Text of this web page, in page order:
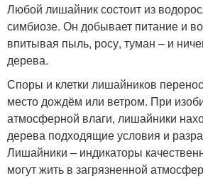
Любой лишайник состоит из
симбиозе. Он добывает питание и
впитывая пыль, росу, туман – и
дерева.
Споры и клетки лишайников
место дождём или ветром. При
атмосферной влаги, лишайники
дерева подходящие условия и
Лишайники – индикаторы
могут жить в загрязненной